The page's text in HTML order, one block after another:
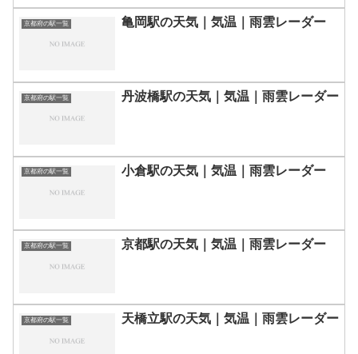
京都府の駅一覧 亀岡駅の天気｜気温｜雨雲レーダー
京都府の駅一覧 丹波橋駅の天気｜気温｜雨雲レーダー
京都府の駅一覧 小倉駅の天気｜気温｜雨雲レーダー
京都府の駅一覧 京都駅の天気｜気温｜雨雲レーダー
京都府の駅一覧 天橋立駅の天気｜気温｜雨雲レーダー